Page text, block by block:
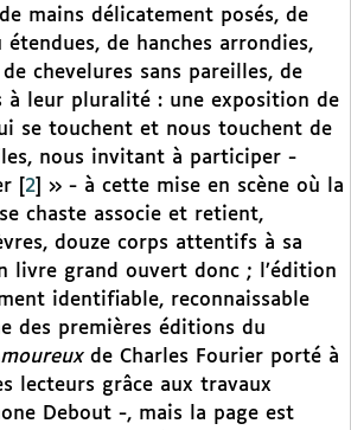
mains délicatement posés, de
étendues, de hanches arrondies,
de chevelures sans pareilles, de
à leur pluralité : une exposition de
se touchent et nous touchent de
nous invitant à participer -
2
» - à cette mise en scène où la
chaste associe et retient,
douze corps attentifs à sa
livre grand ouvert donc ; l’édition
identifiable, reconnaissable
des premières éditions du
de Charles Fourier porté à
lecteurs grâce aux travaux
Debout -, mais la page est